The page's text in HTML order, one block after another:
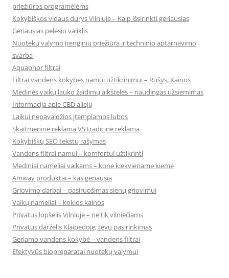
priežiūros programėlėms
Kokybiškos vidaus durys Vilniuje – Kaip išsirinkti geriausias
Geriausias pelėsio valiklis
Nuotekų valymo įrenginių priežiūra ir techninio aptarnavimo
svarba
Aquaphor filtrai
Filtrai vandens kokybės namui užtikrinimui – Rūšys, Kainos
Medinės vaikų lauko žaidimų aikštelės – naudingas užsiėmimas
Informacija apie CBD aliejų
Laikui nepavaldžios įtempiamos lubos
Skaitmeninė reklama VS tradicinė reklama
Kokybiškų SEO tekstų rašymas
Vandens filtrai namui – komfortui užtikrinti
Mediniai nameliai vaikams – kone kiekviename kieme
Amway produktai – kas geriausia
Griovimo darbai – pasiruošimas sienų griovimui
Vaikų nameliai – kokios kainos
Privatus lopšelis Vilniuje – ne tik vilniečiams
Privatus darželis Klaipėdoje, tėvų pasirinkimas
Geriamo vandens kokybė – vandens filtrai
Efektyvūs biopreparatai nuotekų valymui